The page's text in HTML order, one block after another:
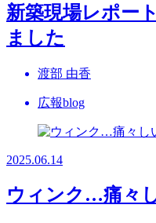
新築現場レポー
ました
渡部 由香
広報blog
2025.06.14
ウィンク…痛々